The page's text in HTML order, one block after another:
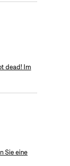
dead! Im
Sie eine